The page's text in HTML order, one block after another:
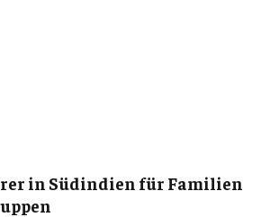
in Südindien für Familien